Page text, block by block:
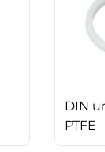
DIN
PTFE